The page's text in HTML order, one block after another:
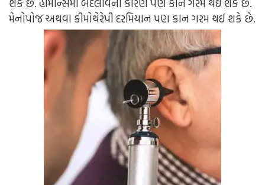
શકે છે. હાર્મોન્સમાં બદલાવના કારણે પણ કાન ગરમ થઈ શકે છે.
મેનોપોજ અથવા કીમોથેરેપી દરમિયાન પણ કાન ગરમ થઈ શકે છે.